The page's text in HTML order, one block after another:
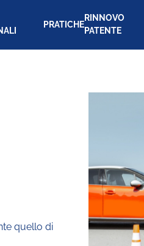
PRATICHE
RINNOVO
PATENTE
quello di